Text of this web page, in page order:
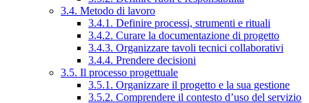
3.4. Metodo di lavoro
3.4.1. Definire processi, strumenti e rituali
3.4.2. Curare la documentazione di progetto
3.4.3. Organizzare tavoli tecnici collaborativi
3.4.4. Prendere decisioni
3.5. Il processo progettuale
3.5.1. Organizzare il progetto e la sua gestione
3.5.2. Comprendere il contesto d’uso del servizio